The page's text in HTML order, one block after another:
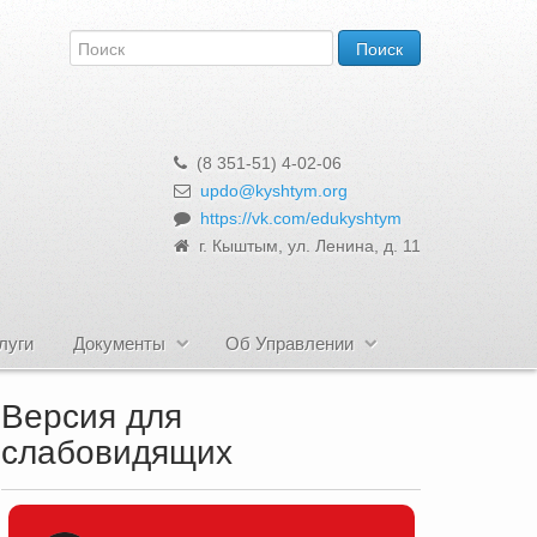
(8 351-51) 4-02-06
updo@kyshtym.org
https://vk.com/edukyshtym
г. Кыштым, ул. Ленина, д. 11
Документы Об Управлении
Версия для
слабовидящих